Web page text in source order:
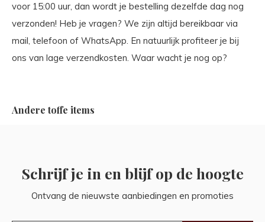
voor 15:00 uur, dan wordt je bestelling dezelfde dag nog
verzonden! Heb je vragen? We zijn altijd bereikbaar via
mail, telefoon of WhatsApp. En natuurlijk profiteer je bij
ons van lage verzendkosten. Waar wacht je nog op?
Andere toffe items
Schrijf je in en blijf op de hoogte
Ontvang de nieuwste aanbiedingen en promoties